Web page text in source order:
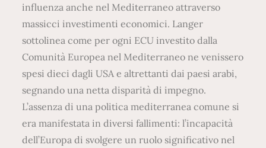
influenza anche nel Mediterraneo attraverso
massicci investimenti economici. Langer
sottolinea come per ogni ECU investito dalla
Comunità Europea nel Mediterraneo ne venissero
spesi dieci dagli USA e altrettanti dai paesi arabi,
segnando una netta disparità di impegno.
L’assenza di una politica mediterranea comune si
era manifestata in diversi fallimenti: l’incapacità
dell’Europa di svolgere un ruolo significativo nel